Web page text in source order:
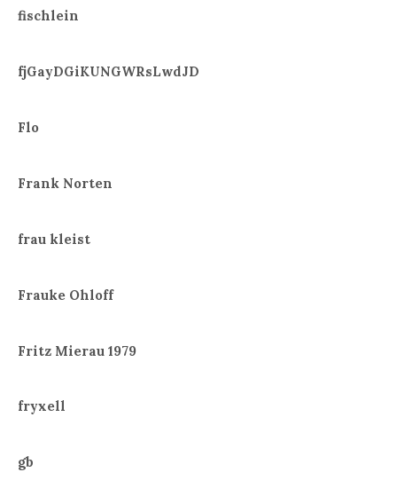
fischlein
fjGayDGiKUNGWRsLwdJD
Flo
Frank Norten
frau kleist
Frauke Ohloff
Fritz Mierau 1979
fryxell
gb